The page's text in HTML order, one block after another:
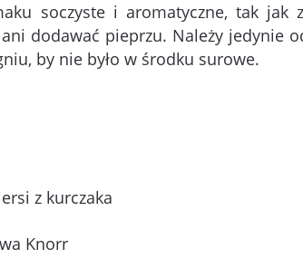
soczyste i aromatyczne, tak jak
dodawać pieprzu. Należy jedynie
by nie było w środku surowe.
z kurczaka
Knorr